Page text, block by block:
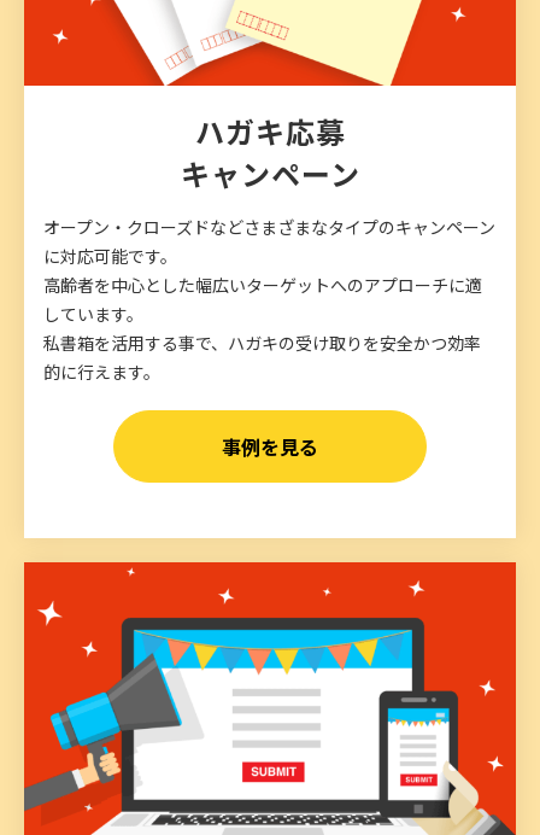
ハガキ応募
キャンペーン
オープン・クローズドなどさまざまなタイプのキャンペーン
に対応可能です。
高齢者を中心とした幅広いターゲットへのアプローチに適
しています。
私書箱を活用する事で、ハガキの受け取りを安全かつ効率
的に行えます。
事例を見る